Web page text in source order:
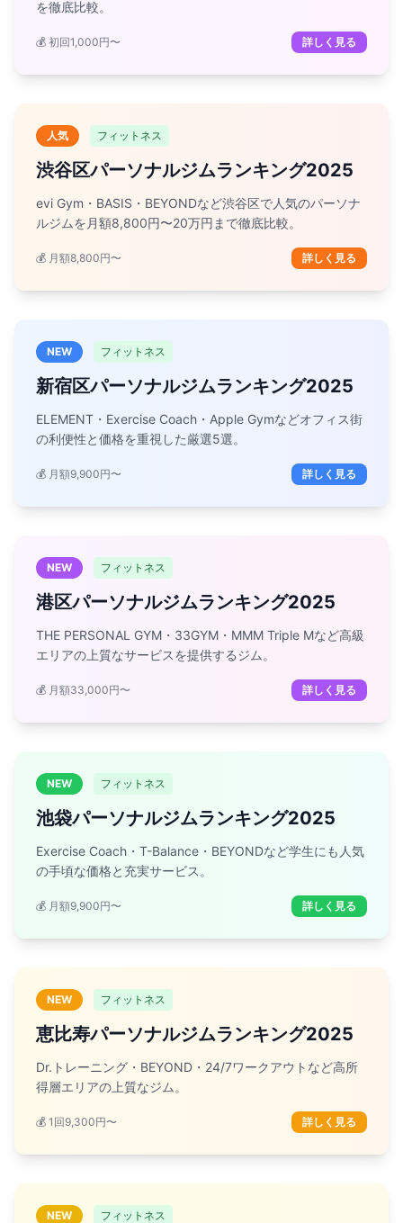
を徹底比較。
💰 初回1,000円〜 詳しく見る
人気 フィットネス
渋谷区パーソナルジムランキング2025
evi Gym・BASIS・BEYONDなど渋谷区で人気のパーソナ
ルジムを月額8,800円〜20万円まで徹底比較。
💰 月額8,800円〜 詳しく見る
NEW フィットネス
新宿区パーソナルジムランキング2025
ELEMENT・Exercise Coach・Apple Gymなどオフィス街
の利便性と価格を重視した厳選5選。
💰 月額9,900円〜 詳しく見る
NEW フィットネス
港区パーソナルジムランキング2025
THE PERSONAL GYM・33GYM・MMM Triple Mなど高級
エリアの上質なサービスを提供するジム。
💰 月額33,000円〜 詳しく見る
NEW フィットネス
池袋パーソナルジムランキング2025
Exercise Coach・T-Balance・BEYONDなど学生にも人気
の手頃な価格と充実サービス。
💰 月額9,900円〜 詳しく見る
NEW フィットネス
恵比寿パーソナルジムランキング2025
Dr.トレーニング・BEYOND・24/7ワークアウトなど高所
得層エリアの上質なジム。
💰 1回9,300円〜 詳しく見る
NEW フィットネス